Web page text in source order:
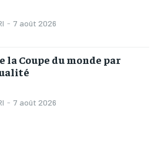
- 7 août 2026
la Coupe du monde par
- 7 août 2026